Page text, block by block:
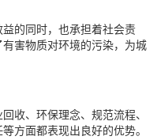
的同时，也承担着社会责
害物质对环境的污染，为城
收、环保理念、规范流程、
方面都表现出良好的优势。